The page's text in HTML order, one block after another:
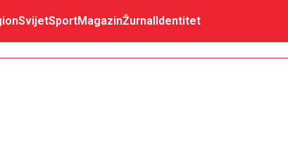
SvijetSportMagazinŽurnalIdentitet